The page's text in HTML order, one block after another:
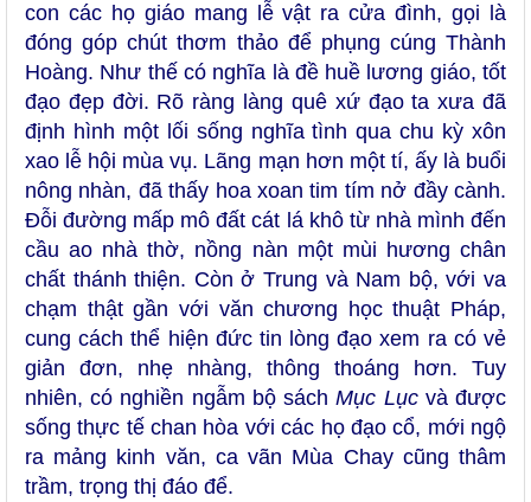
con các họ giáo mang lễ vật ra cửa đình, gọi là
đóng góp chút thơm thảo để phụng cúng Thành
Hoàng. Như thế có nghĩa là đề huề lương giáo, tốt
đạo đẹp đời. Rõ ràng làng quê xứ đạo ta xưa đã
định hình một lối sống nghĩa tình qua chu kỳ xôn
xao lễ hội mùa vụ. Lãng mạn hơn một tí, ấy là buổi
nông nhàn, đã thấy hoa xoan tim tím nở đầy cành.
Đỗi đường mấp mô đất cát lá khô từ nhà mình đến
cầu ao nhà thờ, nồng nàn một mùi hương chân
chất thánh thiện. Còn ở Trung và Nam bộ, với va
chạm thật gần với văn chương học thuật Pháp,
cung cách thể hiện đức tin lòng đạo xem ra có vẻ
giản đơn, nhẹ nhàng, thông thoáng hơn. Tuy
nhiên, có nghiền ngẫm bộ sách Mục Lụcvà được
sống thực tế chan hòa với các họ đạo cổ, mới ngộ
ra mảng kinh văn, ca vãn Mùa Chay cũng thâm
trầm, trọng thị đáo để.